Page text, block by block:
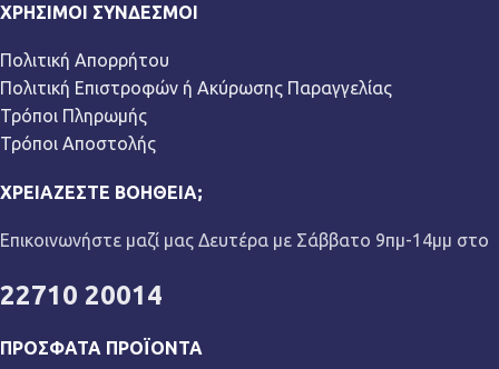
ΧΡΉΣΙΜΟΙ ΣΎΝΔΕΣΜΟΙ
Πολιτική Απορρήτου
Πολιτική Επιστροφών ή Ακύρωσης Παραγγελίας
Τρόποι Πληρωμής
Τρόποι Αποστολής
ΧΡΕΙΆΖΕΣΤΕ ΒΟΉΘΕΙΑ;
Επικοινωνήστε μαζί μας Δευτέρα με Σάββατο 9πμ-14μμ στο
22710 20014
ΠΡΌΣΦΑΤΑ ΠΡΟΪΌΝΤΑ